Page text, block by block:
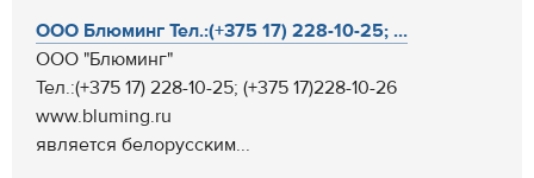
ООО Блюминг Тел.:(+375 17) 228-10-25; ...
ООО "Блюминг"
Тел.:(+375 17) 228-10-25; (+375 17)228-10-26
www.bluming.ru
является белорусским...